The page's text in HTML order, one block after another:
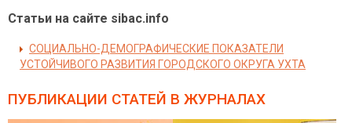
Статьи на сайте sibac.info
СОЦИАЛЬНО-ДЕМОГРАФИЧЕСКИЕ ПОКАЗАТЕЛИ
УСТОЙЧИВОГО РАЗВИТИЯ ГОРОДСКОГО ОКРУГА УХТА
ПУБЛИКАЦИИ СТАТЕЙ В ЖУРНАЛАХ